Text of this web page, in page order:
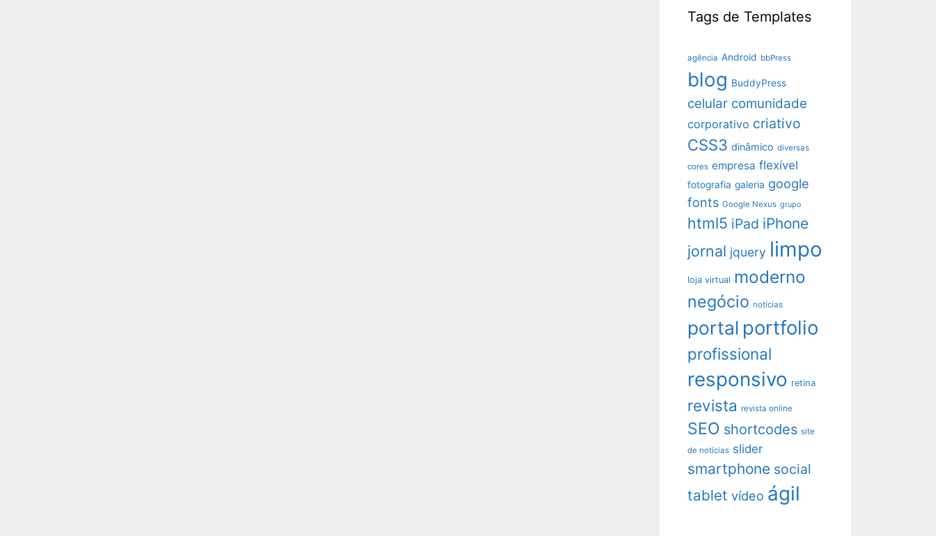
Tags de Templates
agência Android bbPress
blog BuddyPress
celular comunidade
corporativo criativo
CSS3 dinâmico diversas
cores empresa flexível
fotografia galeria google
fonts Google Nexus grupo
html5 iPad iPhone
jornal jquery limpo
loja virtual moderno
negócio notícias
portal portfolio
profissional
responsivo retina
revista revista online
SEO shortcodes site
de notícias slider
smartphone social
tablet vídeo ágil